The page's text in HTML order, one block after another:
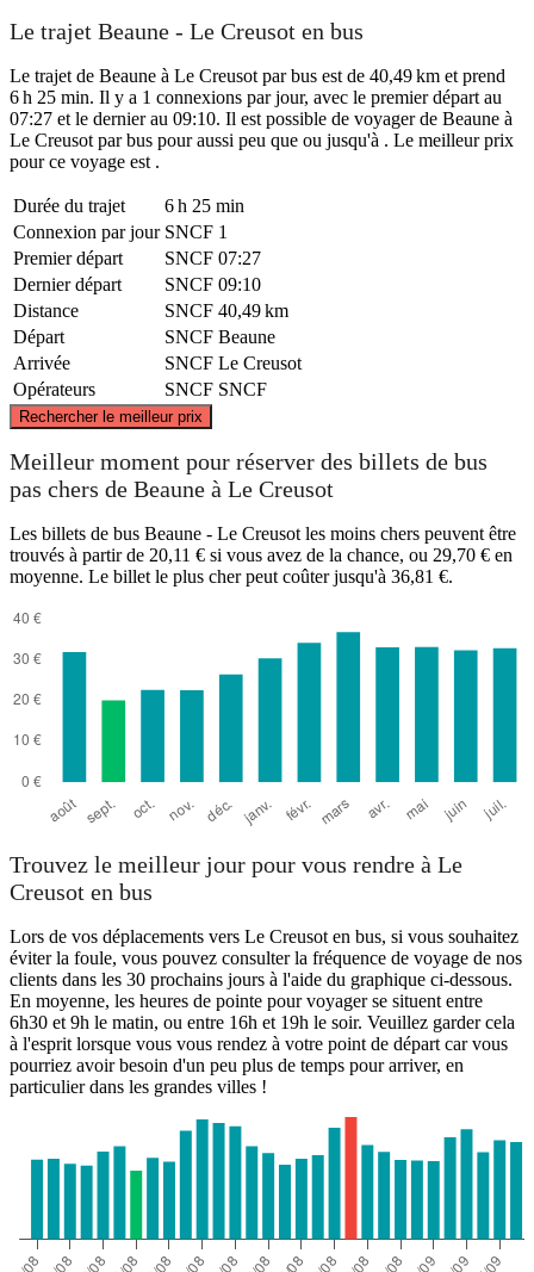
Le trajet Beaune - Le Creusot en bus
Le trajet de Beaune à Le Creusot par bus est de 40,49 km et prend
6 h 25 min. Il y a 1 connexions par jour, avec le premier départ au
07:27 et le dernier au 09:10. Il est possible de voyager de Beaune à
Le Creusot par bus pour aussi peu que ou jusqu'à . Le meilleur prix
pour ce voyage est .
Durée du trajet
6 h 25 min
Connexion par jour SNCF 1
Premier départ
SNCF 07:27
Dernier départ
SNCF 09:10
Distance
SNCF 40,49 km
Départ
SNCF Beaune
Arrivée
SNCF Le Creusot
Opérateurs
SNCF SNCF
Rechercher le meilleur prix
Le Creusot
Meilleur moment pour réserver des billets de bus
pas chers de Beaune à Le Creusot
Les billets de bus Beaune - Le Creusot les moins chers peuvent être
trouvés à partir de 20,11 € si vous avez de la chance, ou 29,70 € en
moyenne. Le billet le plus cher peut coûter jusqu'à 36,81 €.
Trouvez le meilleur jour pour vous rendre à Le
Creusot en bus
Lors de vos déplacements vers Le Creusot en bus, si vous souhaitez
éviter la foule, vous pouvez consulter la fréquence de voyage de nos
clients dans les 30 prochains jours à l'aide du graphique ci-dessous.
En moyenne, les heures de pointe pour voyager se situent entre
6h30 et 9h le matin, ou entre 16h et 19h le soir. Veuillez garder cela
à l'esprit lorsque vous vous rendez à votre point de départ car vous
pourriez avoir besoin d'un peu plus de temps pour arriver, en
particulier dans les grandes villes !